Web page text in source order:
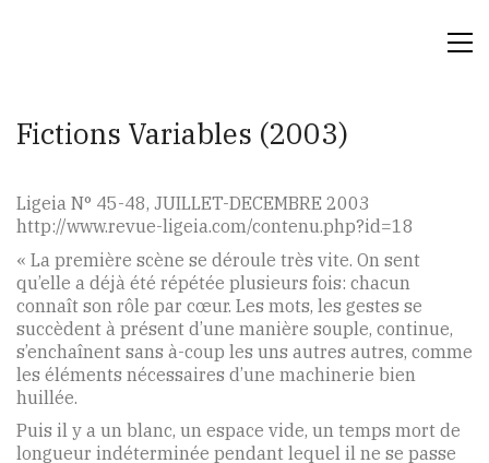
Fictions Variables (2003)
Ligeia N° 45-48, JUILLET-DECEMBRE 2003
http://www.revue-ligeia.com/contenu.php?id=18
« La première scène se déroule très vite. On sent
qu’elle a déjà été répétée plusieurs fois: chacun
connaît son rôle par cœur. Les mots, les gestes se
succèdent à présent d’une manière souple, continue,
s’enchaînent sans à-coup les uns autres autres, comme
les éléments nécessaires d’une machinerie bien
huillée.
Puis il y a un blanc, un espace vide, un temps mort de
longueur indéterminée pendant lequel il ne se passe